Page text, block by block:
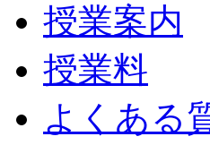
授業案内
授業料
よくある